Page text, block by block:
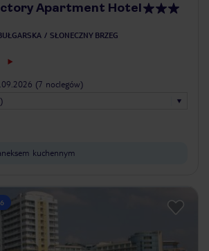
Apartment Hotel
SŁONECZNY BRZEG
(7 noclegów)
kuchennym